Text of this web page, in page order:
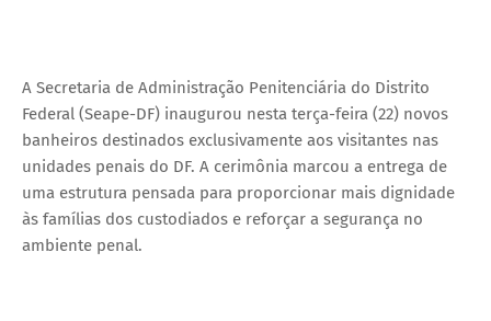
A Secretaria de Administração Penitenciária do Distrito
Federal (Seape-DF) inaugurou nesta terça-feira (22) novos
banheiros destinados exclusivamente aos visitantes nas
unidades penais do DF. A cerimônia marcou a entrega de
uma estrutura pensada para proporcionar mais dignidade
às famílias dos custodiados e reforçar a segurança no
ambiente penal.